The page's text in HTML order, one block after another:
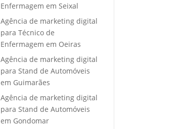
Enfermagem em Seixal
Agência de marketing digital
para Técnico de
Enfermagem em Oeiras
Agência de marketing digital
para Stand de Automóveis
em Guimarães
Agência de marketing digital
para Stand de Automóveis
em Gondomar